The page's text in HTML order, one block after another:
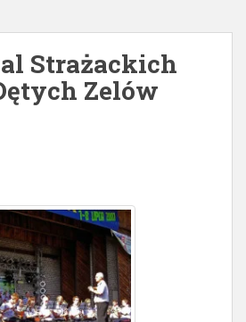
Strażackich
Zelów